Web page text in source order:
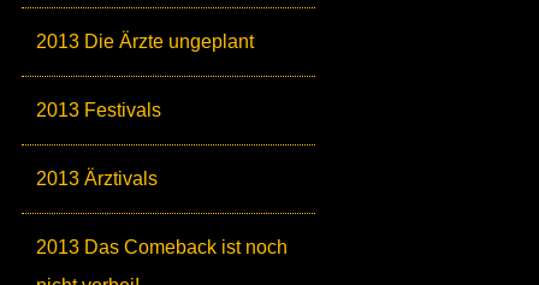
2013 Die Ärzte ungeplant
2013 Festivals
2013 Ärztivals
2013 Das Comeback ist noch